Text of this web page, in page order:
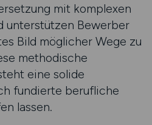
mit komplexen
unterstützen Bewerber
Bild möglicher Wege zu
methodische
eine solide
fundierte berufliche
lassen.